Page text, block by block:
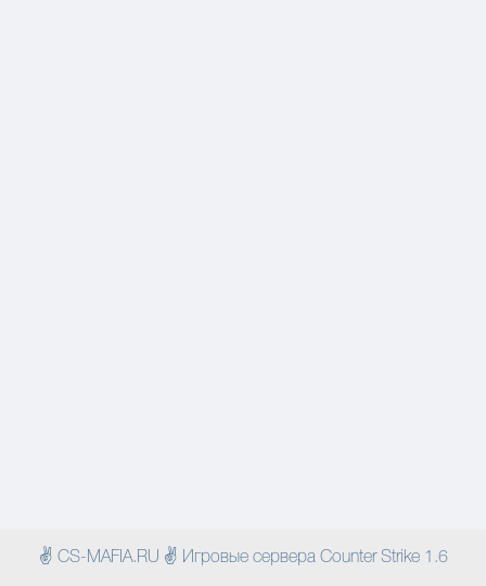
✌ CS-MAFIA.RU ✌ Игровые сервера Counter Strike 1.6